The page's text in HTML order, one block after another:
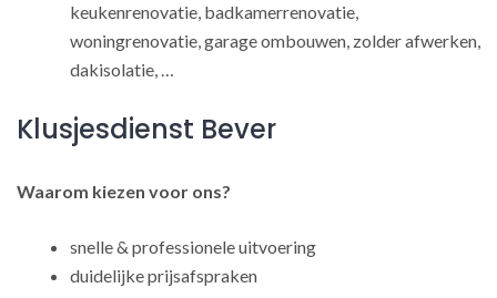
keukenrenovatie, badkamerrenovatie,
woningrenovatie, garage ombouwen, zolder afwerken,
dakisolatie, …
Klusjesdienst Bever
Waarom kiezen voor ons?
snelle & professionele uitvoering
duidelijke prijsafspraken